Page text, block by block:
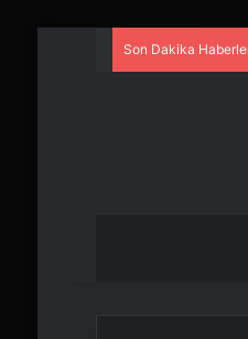
Son Dakika